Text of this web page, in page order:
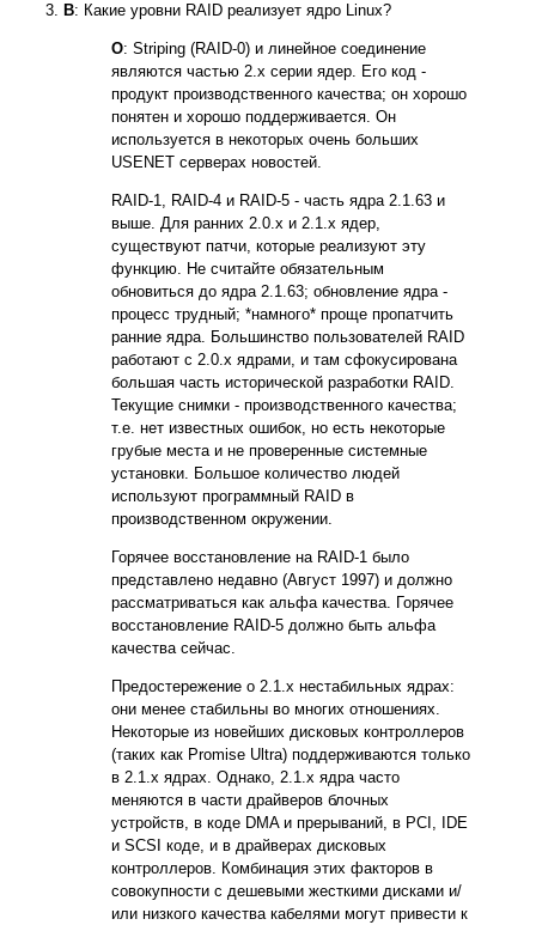
В: Какие уровни RAID реализует ядро Linux?
О: Striping (RAID-0) и линейное соединение
являются частью 2.x серии ядер. Его код -
продукт производственного качества; он хорошо
понятен и хорошо поддерживается. Он
используется в некоторых очень больших
USENET серверах новостей.
RAID-1, RAID-4 и RAID-5 - часть ядра 2.1.63 и
выше. Для ранних 2.0.x и 2.1.x ядер,
существуют патчи, которые реализуют эту
функцию. Не считайте обязательным
обновиться до ядра 2.1.63; обновление ядра -
процесс трудный; *намного* проще пропатчить
ранние ядра. Большинство пользователей RAID
работают с 2.0.x ядрами, и там сфокусирована
большая часть исторической разработки RAID.
Текущие снимки - производственного качества;
т.е. нет известных ошибок, но есть некоторые
грубые места и не проверенные системные
установки. Большое количество людей
используют программный RAID в
производственном окружении.
Горячее восстановление на RAID-1 было
представлено недавно (Август 1997) и должно
рассматриваться как альфа качества. Горячее
восстановление RAID-5 должно быть альфа
качества сейчас.
Предостережение о 2.1.x нестабильных ядрах:
они менее стабильны во многих отношениях.
Некоторые из новейших дисковых контроллеров
(таких как Promise Ultra) поддерживаются только
в 2.1.x ядрах. Однако, 2.1.x ядра часто
меняются в части драйверов блочных
устройств, в коде DMA и прерываний, в PCI, IDE
и SCSI коде, и в драйверах дисковых
контроллеров. Комбинация этих факторов в
совокупности с дешевыми жесткими дисками и/
или низкого качества кабелями могут привести к